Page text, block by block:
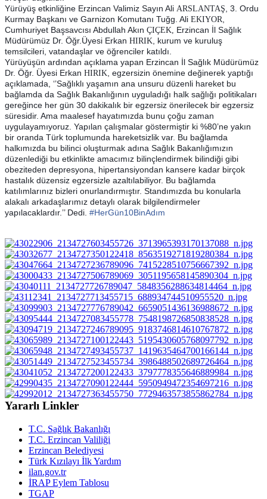
Yürüyüş etkinliğine Erzincan Valimiz Sayın Ali ARSLANTAŞ , 3. Ordu
Kurmay Başkanı ve Garnizon Komutanı Tuğg. Ali EKIYOR
Cumhuriyet Başsavcısı Abdullah Akın ÇIÇEK, Erzincan İl Sağlık
Müdürümüz Dr. Öğr.Üyesi Erkan HIRIK , kurum ve kuruluş
temsilcileri, vatandaşlar ve öğrenciler katıldı.
Yürüyüşün ardından açıklama yapan Erzincan İl Sağlık Müdürümüz
Dr. Öğr. Üyesi Erkan HIRIK , egzersizin önemine değinerek yaptığı
açıklamada, ‘’Sağlıklı yaşamın ana unsuru düzenli hareket bu
bağlamda da Sağlık Bakanlığının uyguladığı halk sağlığı politikaları
gereğince her gün 30 dakikalık bir egzersiz önerilecek bir egzersiz
süresidir. Ama maalesef hayatımızda bunu çoğu zaman
uygulayamıyoruz. Yapılan çalışmalar göstermiştir ki %80’ne yakın
bir oranda Türk toplumunda hareketsizlik var. Bu bağlamda
halkımızda bu bilinci oluşturmak adına Sağlık Bakanlığımızın
düzenlediği bu etkinlikte amacımız bilinçlendirmek bilindiği gibi
obeziteden depresyona, hipertansiyondan kansere kadar birçok
hastalık düzensiz egzersizle azaltılabiliyor. Bu bağlamda
katılımlarınız bizleri onurlandırmıştır. Standımızda bu konularla
alakalı arkadaşlarımız detaylı olarak bilgilendirmeler
yapılacaklardır.’’ Dedi. #HerGün10BinAdım
Yararlı Linkler
T.C. Sağlık Bakanlığı
T.C. Erzincan Valiliği
Erzincan Belediyesi
Türk Kızılayı İlk Yardım
ilan.gov.tr
İRAP Eylem Tablosu
TGAP